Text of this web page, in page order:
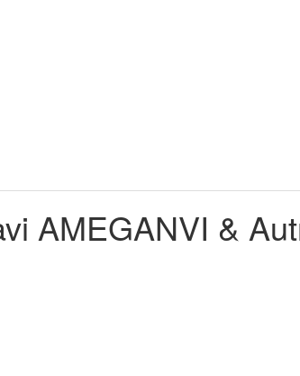
AMEGANVI &